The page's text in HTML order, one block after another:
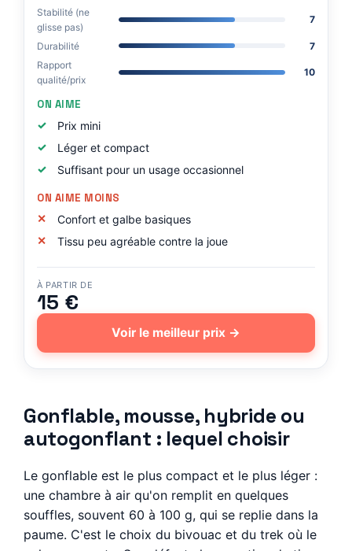
Stabilité (ne
glisse pas)
7
Durabilité
7
Rapport
qualité/prix
10
ON AIME
Prix mini
Léger et compact
Suffisant pour un usage occasionnel
ON AIME MOINS
Confort et galbe basiques
Tissu peu agréable contre la joue
À PARTIR DE
15 €
Voir le meilleur prix →
Gonflable, mousse, hybride ou
autogonflant : lequel choisir
Le gonflable est le plus compact et le plus léger :
une chambre à air qu'on remplit en quelques
souffles, souvent 60 à 100 g, qui se replie dans la
paume. C'est le choix du bivouac et du trek où le